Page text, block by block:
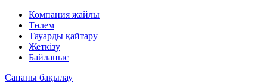
Компания жайлы
Төлем
Тауарды қайтару
Жеткізу
Байланыс
Сапаны бақылау